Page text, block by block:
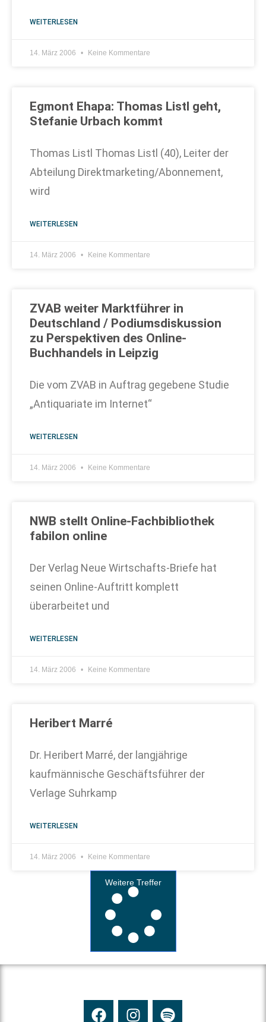
WEITERLESEN
14. März 2006 Keine Kommentare
Egmont Ehapa: Thomas Listl geht,
Stefanie Urbach kommt
Thomas Listl Thomas Listl (40), Leiter der
Abteilung Direktmarketing/Abonnement,
wird
WEITERLESEN
14. März 2006 Keine Kommentare
ZVAB weiter Marktführer in
Deutschland / Podiumsdiskussion
zu Perspektiven des Online-
Buchhandels in Leipzig
Die vom ZVAB in Auftrag gegebene Studie
„Antiquariate im Internet“
WEITERLESEN
14. März 2006 Keine Kommentare
NWB stellt Online-Fachbibliothek
fabilon online
Der Verlag Neue Wirtschafts-Briefe hat
seinen Online-Auftritt komplett
überarbeitet und
WEITERLESEN
14. März 2006 Keine Kommentare
Heribert Marré
Dr. Heribert Marré, der langjährige
kaufmännische Geschäftsführer der
Verlage Suhrkamp
WEITERLESEN
14. März 2006 Keine Kommentare
Weitere Treffer